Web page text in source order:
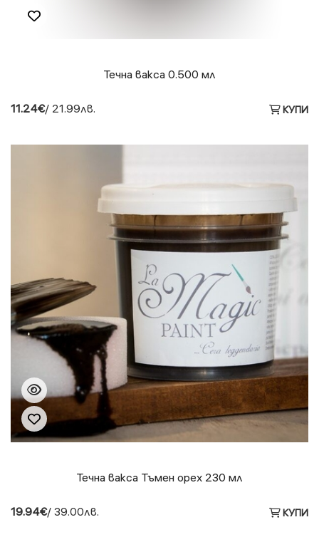
Течна вакса 0.500 мл
11.24€/ 21.99лв. КУПИ
Течна вакса Тъмен орех 230 мл
19.94€/ 39.00лв. КУПИ